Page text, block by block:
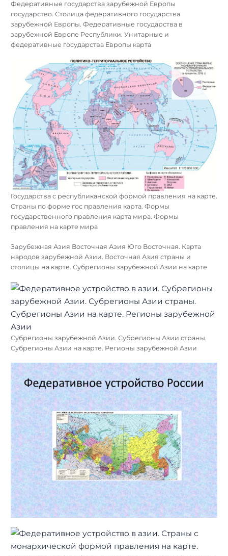
Федеративные государства зарубежной Европы
государство. Столица федеративного государства
зарубежной Европы. Федеративные государства в
зарубежной Европе Республики. Унитарные и
федеративные государства Европы карта
Государства с республиканской формой правления на карте.
Страны по форме гос правления карта. Формы
государственного правления карта мира. Формы
правления на карте мира
Зарубежная Азия Восточная Азия Юго Восточная. Карта
народов зарубежной Азии. Восточная Азия страны и
столицы на карте. Субрегионы зарубежной Азии на карте
Субрегионы зарубежной Азии. Субрегионы Азии страны.
Субрегионы Азии на карте. Регионы зарубежной Азии